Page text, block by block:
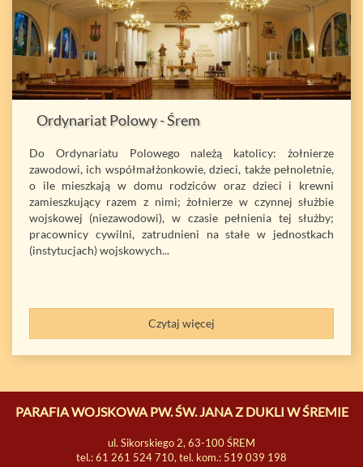
Ordynariat Polowy - Śrem
Do Ordynariatu Polowego należą katolicy: żołnierze
zawodowi, ich współmałżonkowie, dzieci, także pełnoletnie,
o ile mieszkają w domu rodziców oraz dzieci i krewni
zamieszkujący razem z nimi; żołnierze w czynnej służbie
wojskowej (niezawodowi), w czasie pełnienia tej służby;
pracownicy cywilni, zatrudnieni na stałe w jednostkach
(instytucjach) wojskowych...
Czytaj więcej
PARAFIA WOJSKOWA PW. ŚW. JANA Z DUKLI W ŚREMIE
ul. Sikorskiego 2, 63-100 ŚREM
tel.: 61 261 524 710, tel. kom.: 519 039 198